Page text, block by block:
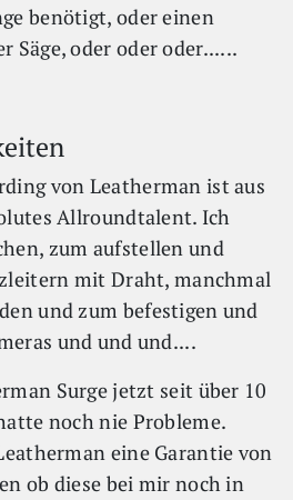
benötigt, oder einen
Säge, oder oder oder......
von Leatherman ist aus
Allroundtalent. Ich
zum aufstellen und
mit Draht, manchmal
und zum befestigen und
und und und....
Surge jetzt seit über 10
noch nie Probleme.
eine Garantie von
ob diese bei mir noch in